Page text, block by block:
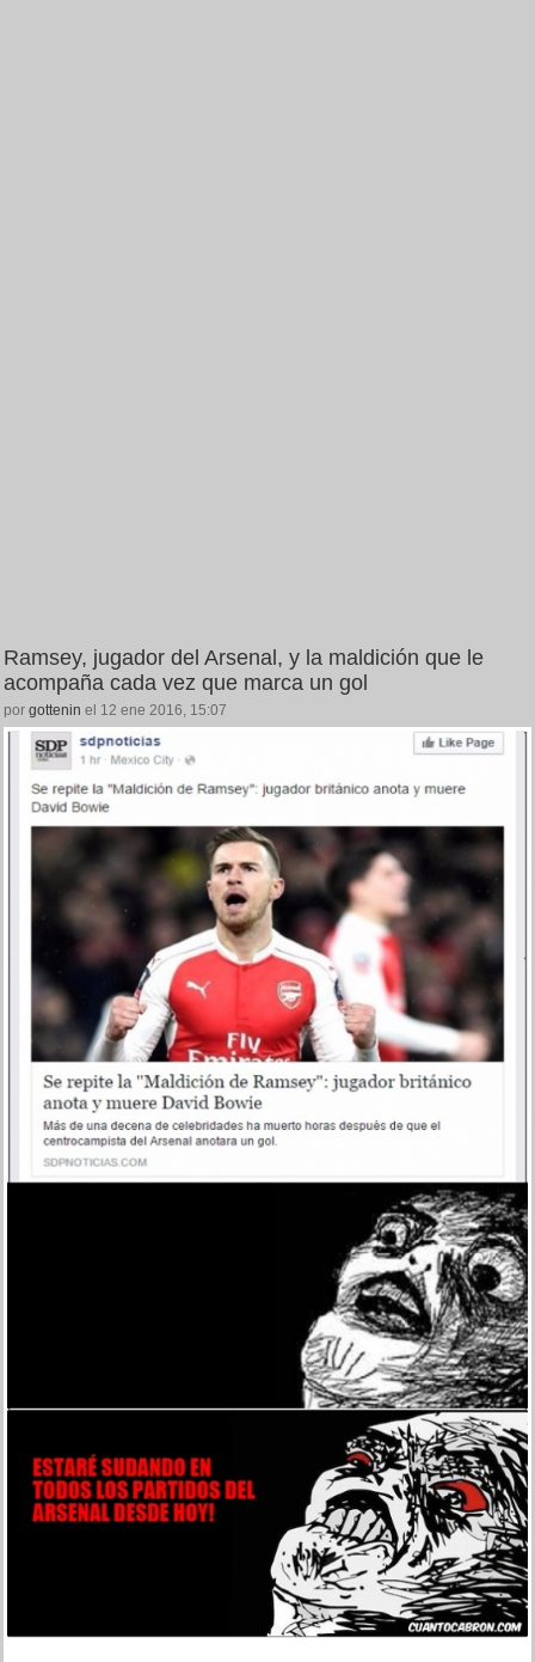
Ramsey, jugador del Arsenal, y la maldición que le
acompaña cada vez que marca un gol
por gottenin el 12 ene 2016, 15:07